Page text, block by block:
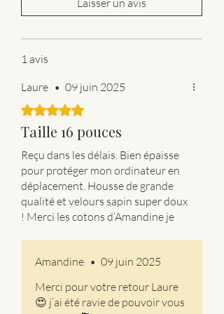
Laisser un avis
1 avis
Laure • 09 juin 2025
Noté 5 sur 5.
Taille 16 pouces
Reçu dans les délais. Bien épaisse
pour protéger mon ordinateur en
déplacement. Housse de grande
qualité et velours sapin super doux
! Merci les cotons d’Amandine je
Amandine • 09 juin 2025
Merci pour votre retour Laure
😍 j’ai été ravie de pouvoir vous